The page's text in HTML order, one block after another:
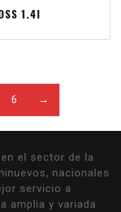
1.4I
6 →
el sector de la
nacionales
servicio a
amplia y variada